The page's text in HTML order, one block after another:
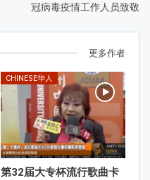
冠病毒疫情工作人员致敬
更多作者
CHINESE华人
第32届大专杯流行歌曲卡